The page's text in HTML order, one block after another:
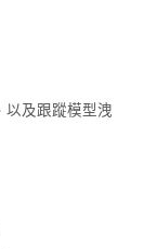
以及跟蹤模型洩